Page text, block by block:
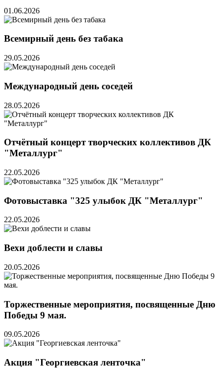
01.06.2026
Всемирный день без табака
29.05.2026
Международный день соседей
28.05.2026
Отчётный концерт творческих коллективов ДК
"Металлург"
22.05.2026
Фотовыставка "325 улыбок ДК "Металлург"
22.05.2026
Вехи доблести и славы
20.05.2026
Торжественные мероприятия, посвященные Дню
Победы 9 мая.
09.05.2026
Акция "Георгиевская ленточка"